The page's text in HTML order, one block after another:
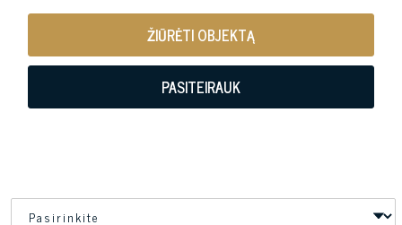
ŽIŪRĖTI OBJEKTĄ
PASITEIRAUK